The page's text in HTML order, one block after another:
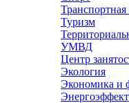
Транспортная
Туризм
УМВД
Центр
Экология
Экономика и